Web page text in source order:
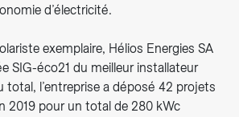
d’électricité.
exemplaire, Hélios Energies SA
SIG-éco21 du meilleur installateur
total, l’entreprise a déposé 42 projets
2019 pour un total de 280 kWc